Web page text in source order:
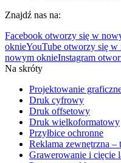
Znajdź nas na:
Facebook otworzy się w
oknieYouTube otworzy się
nowym oknieInstagram
Na skróty
Projektowanie
Druk cyfrowy
Druk offsetowy
Druk wielkoformatowy
Przyłbice ochronne
Reklama zewnętrzna –
Grawerowanie i cięcie